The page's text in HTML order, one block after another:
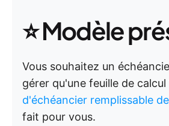
⭐ Modèle
Vous souhaitez un
gérer qu'une feuille de calcul
d'échéancier remplissable
fait pour vous.